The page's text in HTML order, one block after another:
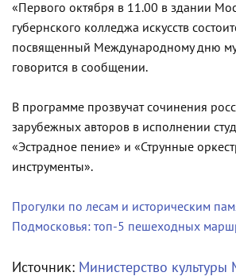
«Первого октября в 11.00 в здании
губернского колледжа искусств
посвященный Международному дню
говорится в сообщении.
В программе прозвучат сочинения
зарубежных авторов в исполнении
«Эстрадное пение» и «Струнные
инструменты».
Прогулки по лесам и историческим
Подмосковья: топ-5 пешеходных
Источник: Министерство культуры